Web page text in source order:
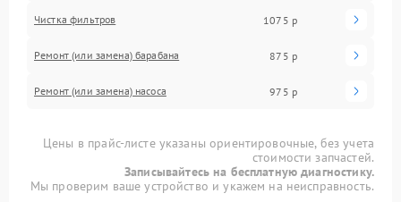
Чистка фильтров 1075 р
Ремонт (или замена) барабана 875 р
Ремонт (или замена) насоса 975 р
Цены в прайс-листе указаны ориентировочные, без учета
стоимости запчастей.
Записывайтесь на бесплатную диагностику.
Мы проверим ваше устройство и укажем на неисправность.